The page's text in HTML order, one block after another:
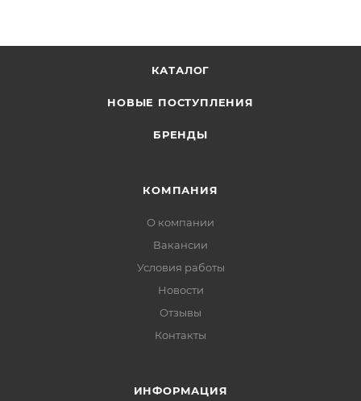
КАТАЛОГ
НОВЫЕ ПОСТУПЛЕНИЯ
БРЕНДЫ
КОМПАНИЯ
О компании
Вакансии
Условия работы
Новости
Отзывы
Контакты
ИНФОРМАЦИЯ